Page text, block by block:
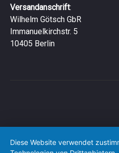
Versandanschrift:
Wilhelm Götsch GbR
Immanuelkirchstr. 5
10405 Berlin
Diese Website verwendet